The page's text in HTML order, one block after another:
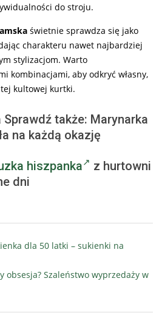
do stroju.
świetnie sprawdza się jako
charakteru nawet najbardziej
stylizacjom. Warto
kombinacjami, aby odkryć własny,
kultowej kurtki.
także: Marynarka
na każdą okazję
hiszpanka
z hurtowni
dni
dla 50 latki – sukienki na
obsesja? Szaleństwo wyprzedaży w